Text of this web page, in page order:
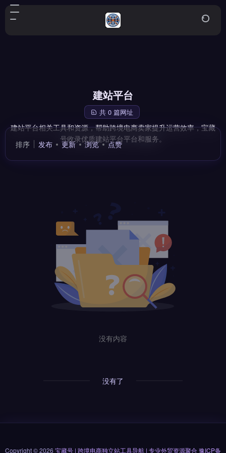
建站平台
共 0 篇网址
建站平台相关工具和资源，帮助跨境电商卖家提升运营效率，宝藏
号收录优质建站平台平台和服务。
排序 发布 更新 浏览 点赞
没有内容
没有了
Copyright © 2026 宝藏号 | 跨境电商独立站工具导航 | 专业外贸资源聚合豫ICP备